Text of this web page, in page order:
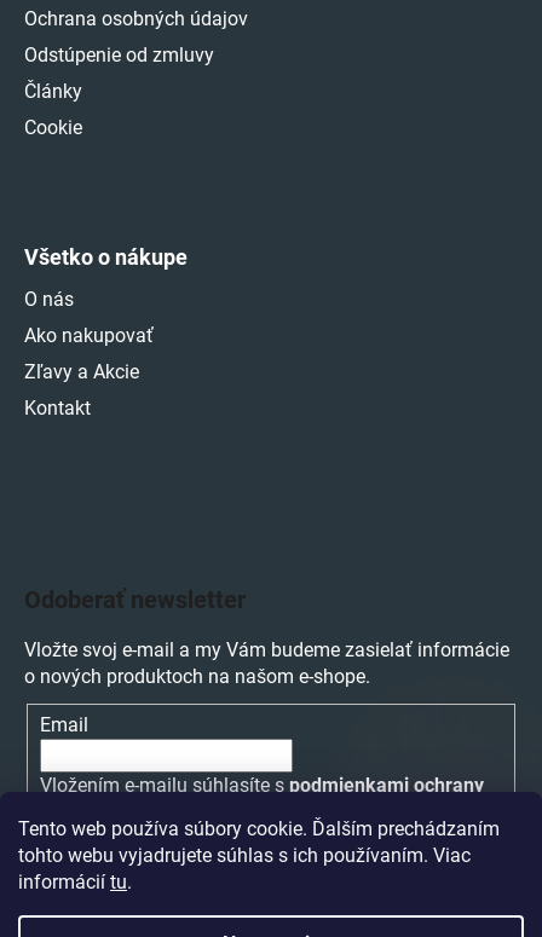
Tento web používa súbory cookie. Ďalším prechádzaním
tohto webu vyjadrujete súhlas s ich používaním. Viac
informácií tu.
Ochrana osobných údajov
Odstúpenie od zmluvy
Články
Cookie
Všetko o nákupe
O nás
Ako nakupovať
Zľavy a Akcie
Kontakt
Odoberať newsletter
Vložte svoj e-mail a my Vám budeme zasielať informácie
o nových produktoch na našom e-shope.
Email
Vložením e-mailu súhlasíte s podmienkami ochrany
PRIHLÁSIŤ SA